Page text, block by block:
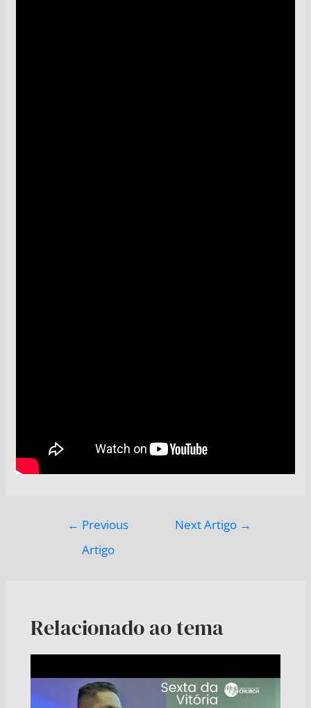
← Previous
Artigo
Next Artigo →
Relacionado ao tema